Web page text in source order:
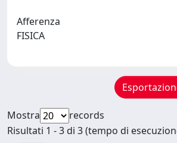
Afferenza
FISICA
Mostra
records
Risultati 1 - 3 di 3 (tempo di